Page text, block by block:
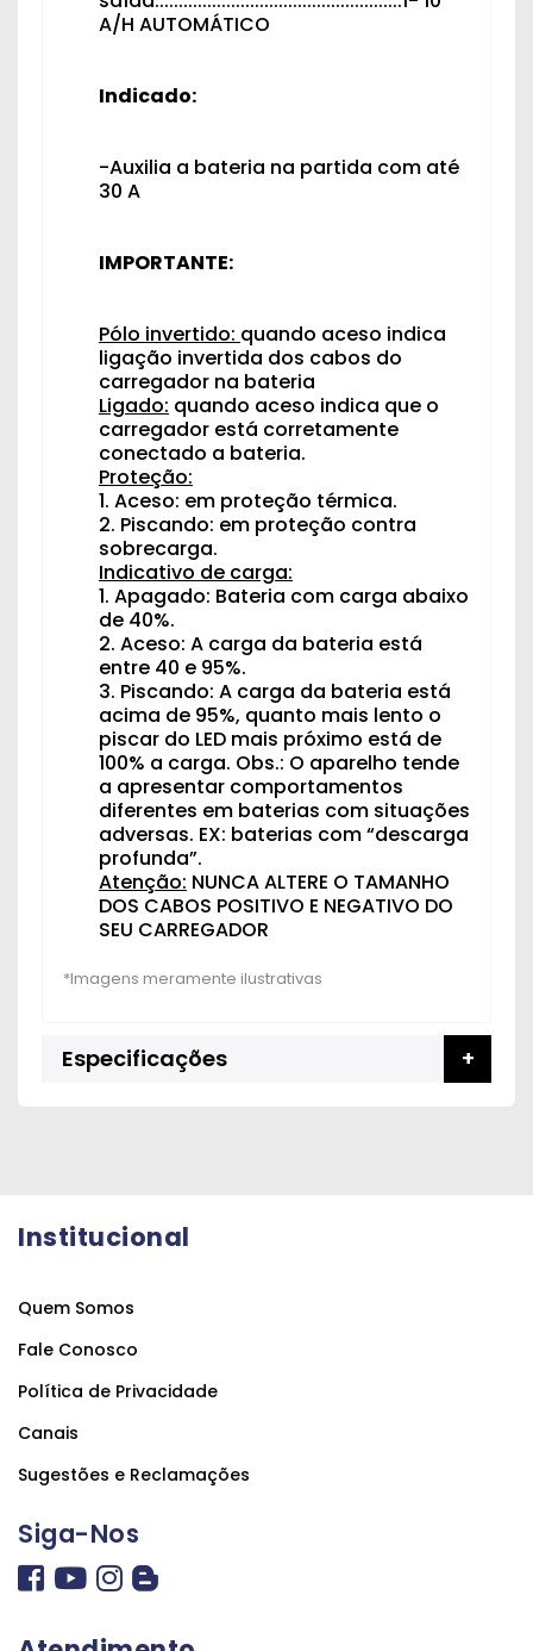
A/H AUTOMÁTICO
Indicado:
-Auxilia a bateria na partida com até
30 A
IMPORTANTE:
Pólo invertido: quando aceso indica
ligação invertida dos cabos do
carregador na bateria
Ligado: quando aceso indica que o
carregador está corretamente
conectado a bateria.
Proteção:
1. Aceso: em proteção térmica.
2. Piscando: em proteção contra
sobrecarga.
Indicativo de carga:
1. Apagado: Bateria com carga abaixo
de 40%.
2. Aceso: A carga da bateria está
entre 40 e 95%.
3. Piscando: A carga da bateria está
acima de 95%, quanto mais lento o
piscar do LED mais próximo está de
100% a carga. Obs.: O aparelho tende
a apresentar comportamentos
diferentes em baterias com situações
adversas. EX: baterias com “descarga
profunda”.
Atenção: NUNCA ALTERE O TAMANHO
DOS CABOS POSITIVO E NEGATIVO DO
SEU CARREGADOR
Especificações
Institucional
Quem Somos
Fale Conosco
Política de Privacidade
Canais
Sugestões e Reclamações
Siga-Nos